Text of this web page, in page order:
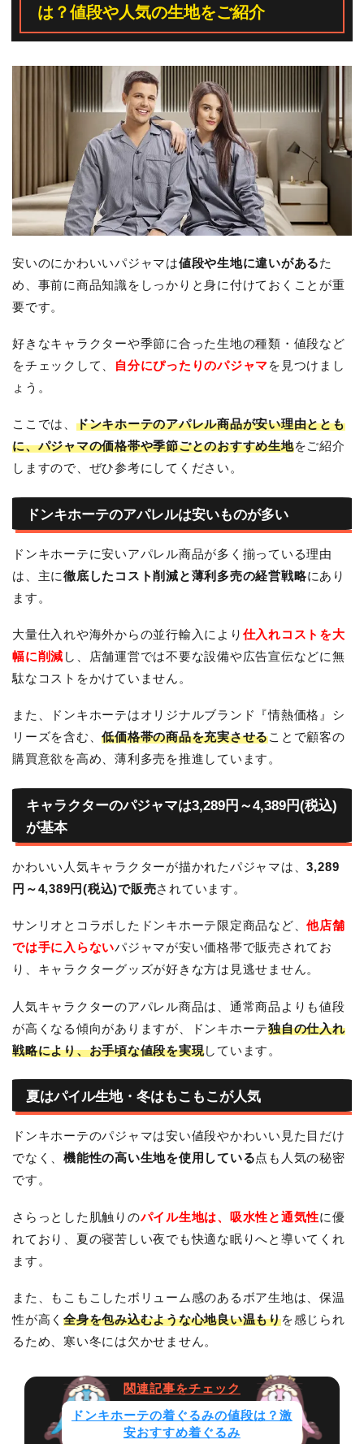
は？値段や人気の生地をご紹介
安いのにかわいいパジャマは値段や生地に違いがあるた
め、事前に商品知識をしっかりと身に付けておくことが重
要です。
好きなキャラクターや季節に合った生地の種類・値段など
をチェックして、
自分にぴったりのパジャマを見つけまし
ょう。
ここでは、 ドンキホーテのアパレル商品が安い理由ととも
に、パジャマの価格帯や季節ごとのおすすめ生地をご紹介
しますので、ぜひ参考にしてください。
ドンキホーテのアパレルは安いものが多い
ドンキホーテに安いアパレル商品が多く揃っている理由
は、主に徹底したコスト削減と薄利多売の経営戦略にあり
ます。
大量仕入れや海外からの並行輸入により 仕入れコストを大
幅に削減 し、店舗運営では不要な設備や広告宣伝などに無
駄なコストをかけていません。
また、ドンキホーテはオリジナルブランド『情熱価格』シ
リーズを含む、低価格帯の商品を充実させることで顧客の
購買意欲を高め、薄利多売を推進しています。
キャラクターのパジャマは3,289円～4,389円(税込)
が基本
かわいい人気キャラクターが描かれたパジャマは、3,289
円～4,389円(税込)で販売されています。
サンリオとコラボしたドンキホーテ限定商品など、他店舗
では手に入らないパジャマが安い価格帯で販売されてお
り、キャラクターグッズが好きな方は見逃せません。
人気キャラクターのアパレル商品は、通常商品よりも値段
が高くなる傾向がありますが、ドンキホーテ独自の仕入れ
戦略により、お手頃な値段を実現しています。
夏はパイル生地・冬はもこもこが人気
ドンキホーテのパジャマは安い値段やかわいい見た目だけ
でなく、機能性の高い生地を使用している点も人気の秘密
です。
さらっとした肌触りのパイル生地は、吸水性と通気性に優
れており、夏の寝苦しい夜でも快適な眠りへと導いてくれ
ます。
また、もこもこしたボリューム感のあるボア生地は、保温
性が高く全身を包み込むような心地良い温もりを感じられ
るため、寒い冬には欠かせません。
ドンキホーテの着ぐるみの値段は？激
安おすすめ着ぐるみ